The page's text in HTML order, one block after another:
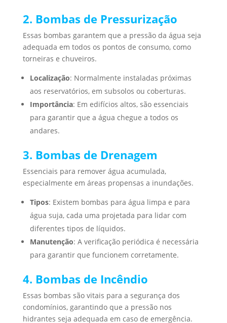
2. Bombas de Pressurização
Essas bombas garantem que a pressão da água seja
adequada em todos os pontos de consumo, como
torneiras e chuveiros.
Localização: Normalmente instaladas próximas
aos reservatórios, em subsolos ou coberturas.
Importância: Em edifícios altos, são essenciais
para garantir que a água chegue a todos os
andares.
3. Bombas de Drenagem
Essenciais para remover água acumulada,
especialmente em áreas propensas a inundações.
Tipos: Existem bombas para água limpa e para
água suja, cada uma projetada para lidar com
diferentes tipos de líquidos.
Manutenção: A verificação periódica é necessária
para garantir que funcionem corretamente.
4. Bombas de Incêndio
Essas bombas são vitais para a segurança dos
condomínios, garantindo que a pressão nos
hidrantes seja adequada em caso de emergência.